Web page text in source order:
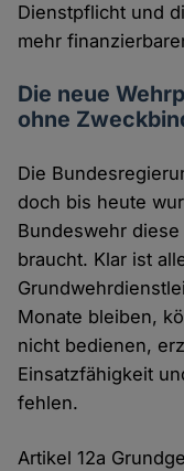
Dienstpflicht und
mehr
Die neue
ohne
Die
doch bis heute
Bundeswehr
braucht. Klar ist
Monate bleiben,
nicht bedienen,
Einsatzfähigkeit
fehlen.
Artikel 12a